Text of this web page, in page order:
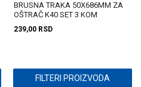
BRUSNA TRAKA 50X686MM ZA
OŠTRAČ K40 SET 3 KOM
239,00 RSD
FILTERI PROIZVODA